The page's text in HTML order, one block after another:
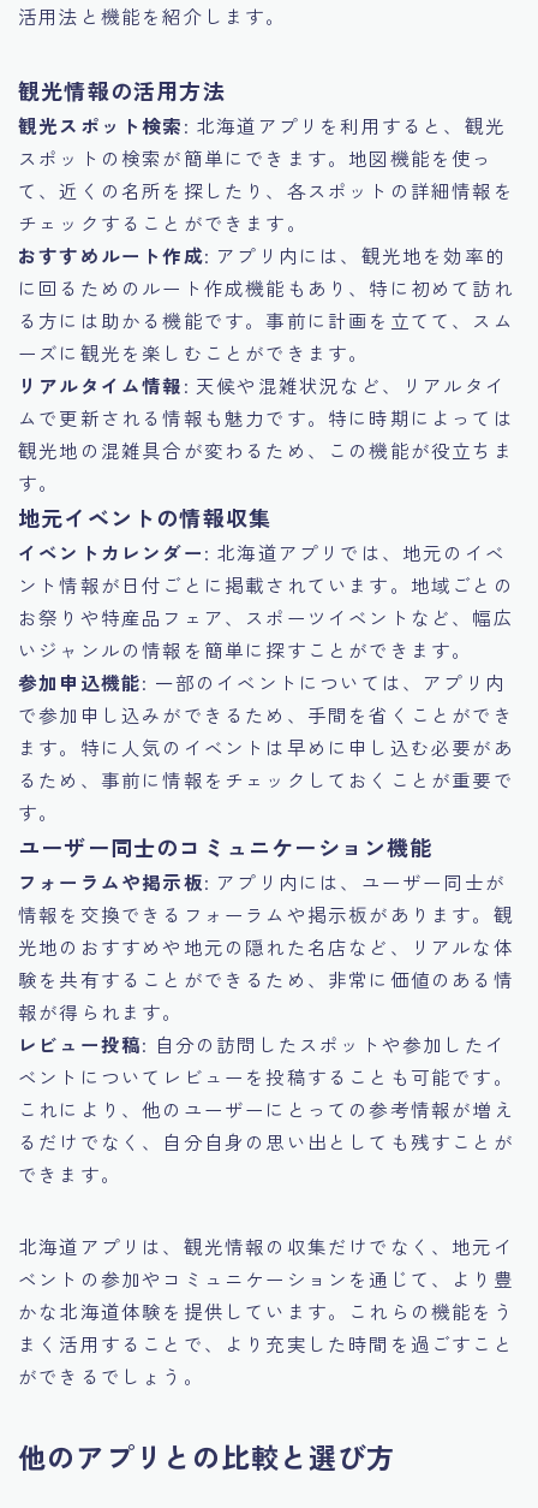
活用法と機能を紹介します。
観光情報の活用方法
観光スポット検索: 北海道アプリを利用すると、観光
スポットの検索が簡単にできます。地図機能を使っ
て、近くの名所を探したり、各スポットの詳細情報を
チェックすることができます。
おすすめルート作成: アプリ内には、観光地を効率的
に回るためのルート作成機能もあり、特に初めて訪れ
る方には助かる機能です。事前に計画を立てて、スム
ーズに観光を楽しむことができます。
リアルタイム情報: 天候や混雑状況など、リアルタイ
ムで更新される情報も魅力です。特に時期によっては
観光地の混雑具合が変わるため、この機能が役立ちま
す。
地元イベントの情報収集
イベントカレンダー: 北海道アプリでは、地元のイベ
ント情報が日付ごとに掲載されています。地域ごとの
お祭りや特産品フェア、スポーツイベントなど、幅広
いジャンルの情報を簡単に探すことができます。
参加申込機能: 一部のイベントについては、アプリ内
で参加申し込みができるため、手間を省くことができ
ます。特に人気のイベントは早めに申し込む必要があ
るため、事前に情報をチェックしておくことが重要で
す。
ユーザー同士のコミュニケーション機能
フォーラムや掲示板: アプリ内には、ユーザー同士が
情報を交換できるフォーラムや掲示板があります。観
光地のおすすめや地元の隠れた名店など、リアルな体
験を共有することができるため、非常に価値のある情
報が得られます。
レビュー投稿: 自分の訪問したスポットや参加したイ
ベントについてレビューを投稿することも可能です。
これにより、他のユーザーにとっての参考情報が増え
るだけでなく、自分自身の思い出としても残すことが
できます。
北海道アプリは、観光情報の収集だけでなく、地元イ
ベントの参加やコミュニケーションを通じて、より豊
かな北海道体験を提供しています。これらの機能をう
まく活用することで、より充実した時間を過ごすこと
ができるでしょう。
他のアプリとの比較と選び方